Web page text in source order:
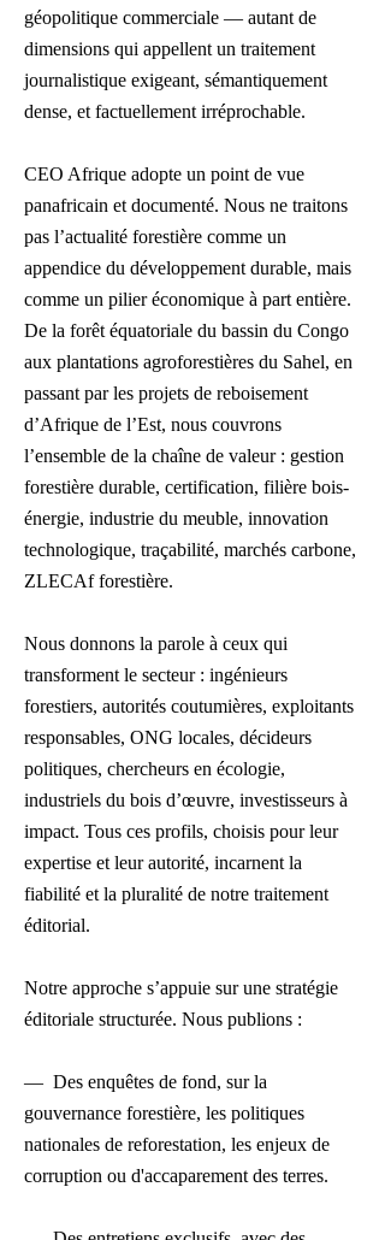
géopolitique commerciale — autant de
dimensions qui appellent un traitement
journalistique exigeant, sémantiquement
dense, et factuellement irréprochable.
CEO Afrique adopte un point de vue
panafricain et documenté. Nous ne traitons
pas l’actualité forestière comme un
appendice du développement durable, mais
comme un pilier économique à part entière.
De la forêt équatoriale du bassin du Congo
aux plantations agroforestières du Sahel, en
passant par les projets de reboisement
d’Afrique de l’Est, nous couvrons
l’ensemble de la chaîne de valeur : gestion
forestière durable, certification, filière bois-
énergie, industrie du meuble, innovation
technologique, traçabilité, marchés carbone,
ZLECAf forestière.
Nous donnons la parole à ceux qui
transforment le secteur : ingénieurs
forestiers, autorités coutumières, exploitants
responsables, ONG locales, décideurs
politiques, chercheurs en écologie,
industriels du bois d’œuvre, investisseurs à
impact. Tous ces profils, choisis pour leur
expertise et leur autorité, incarnent la
fiabilité et la pluralité de notre traitement
éditorial.
Notre approche s’appuie sur une stratégie
éditoriale structurée. Nous publions :
— Des enquêtes de fond, sur la
gouvernance forestière, les politiques
nationales de reforestation, les enjeux de
corruption ou d'accaparement des terres.